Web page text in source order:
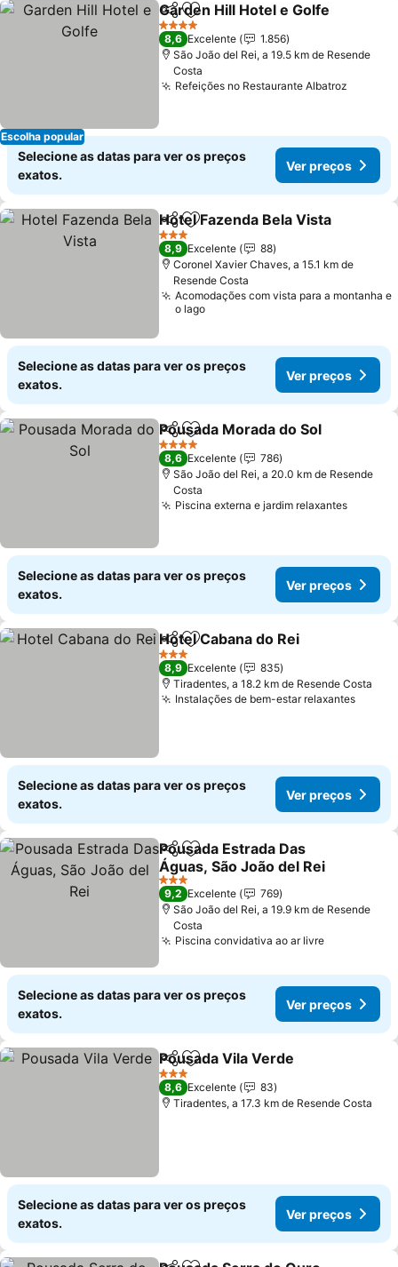
Escolha popular
PartilharAdicionar aos favoritos
Garden Hill Hotel e Golfe
4 Estrelas
8,6 Excelente
1.856
São João del Rei, a 19.5 km de Resende
Costa
Refeições no Restaurante Albatroz
Selecione as datas para ver os preços
exatos.
Ver preços
PartilharAdicionar aos favoritos
Hotel Fazenda Bela Vista
3 Estrelas
8,9 Excelente
88
Coronel Xavier Chaves, a 15.1 km de
Resende Costa
Acomodações com vista para a montanha e
o lago
Selecione as datas para ver os preços
exatos.
Ver preços
PartilharAdicionar aos favoritos
Pousada Morada do Sol
4 Estrelas
8,6 Excelente
786
São João del Rei, a 20.0 km de Resende
Costa
Piscina externa e jardim relaxantes
Selecione as datas para ver os preços
exatos.
Ver preços
PartilharAdicionar aos favoritos
Hotel Cabana do Rei
3 Estrelas
8,9 Excelente
835
Tiradentes, a 18.2 km de Resende Costa
Instalações de bem-estar relaxantes
Selecione as datas para ver os preços
exatos.
Ver preços
PartilharAdicionar aos favoritos
Pousada Estrada Das
Águas, São João del Rei
3 Estrelas
9,2 Excelente
769
São João del Rei, a 19.9 km de Resende
Costa
Piscina convidativa ao ar livre
Selecione as datas para ver os preços
exatos.
Ver preços
PartilharAdicionar aos favoritos
Pousada Vila Verde
3 Estrelas
8,6 Excelente
83
Tiradentes, a 17.3 km de Resende Costa
Selecione as datas para ver os preços
exatos.
Ver preços